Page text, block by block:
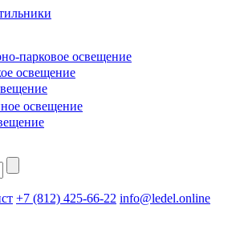
парковое освещение
освещение
освещение
+7 (812) 425-66-22 info@ledel.online